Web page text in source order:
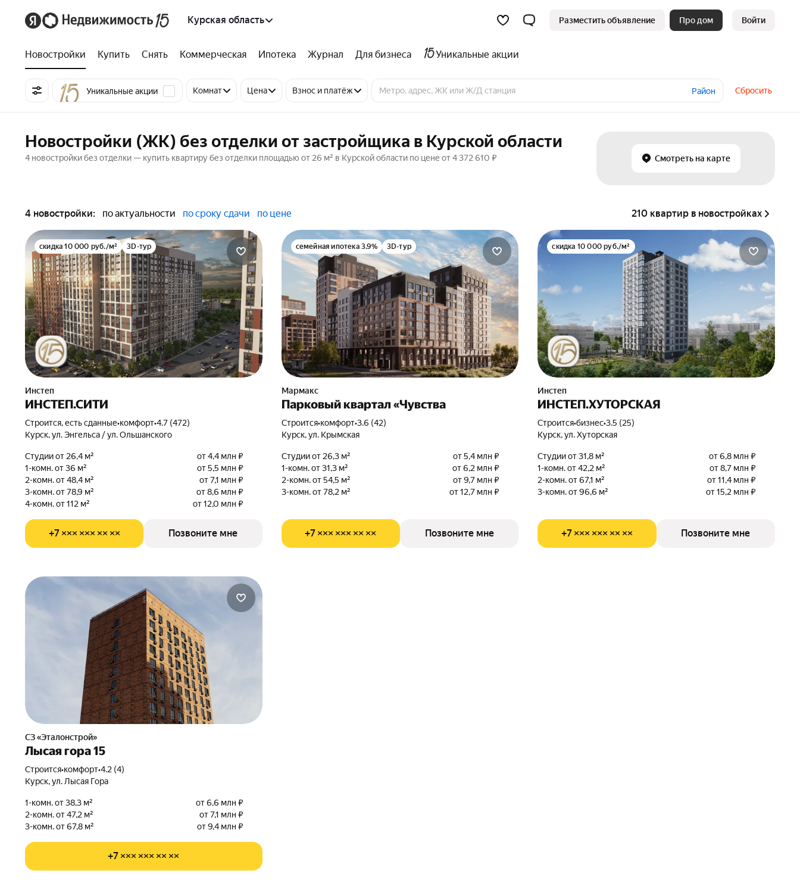
Курская область Разместить объявление Про дом Войти
Новостройки Купить Снять Коммерческая Ипотека Журнал Для бизнеса Уникальные акции
Уникальные акции Комнат Цена Взнос и платёж Район Сбросить
Новостройки (ЖК) без отделки от застройщика в Курской области
4 новостройки без отделки — купить квартиру без отделки площадью от 26 м² в Курской области по цене от 4 372 610 ₽ Смотреть на карте
4 новостройки: по актуальности по сроку сдачи по цене 210 квартир в новостройках
скидка 10 000 руб./м² 3D-тур
Инстеп
ИНСТЕП.СИТИ
Строится, есть сданные•комфорт•4.7 (472)
Курск, ул. Энгельса / ул. Ольшанского
Студии от 26,4 м²
от 4,4 млн ₽
1-комн. от 36 м²
от 5,5 млн ₽
2-комн. от 48,4 м²
от 7,1 млн ₽
3-комн. от 78,9 м²
от 8,6 млн ₽
4-комн. от 112 м²
от 12,0 млн ₽
+7 ××× ××× ×× ×× Позвоните мне
семейная ипотека 3.9% 3D-тур
Мармакс
Парковый квартал «Чувства
Строится•комфорт•3.6 (42)
Курск, ул. Крымская
Студии от 26,3 м²
от 5,4 млн ₽
1-комн. от 31,3 м²
от 6,2 млн ₽
2-комн. от 54,5 м²
от 9,7 млн ₽
3-комн. от 78,2 м²
от 12,7 млн ₽
+7 ××× ××× ×× ×× Позвоните мне
скидка 10 000 руб./м²
Инстеп
ИНСТЕП.ХУТОРСКАЯ
Строится•бизнес•3.5 (25)
Курск, ул. Хуторская
Студии от 31,8 м²
от 6,8 млн ₽
1-комн. от 42,2 м²
от 8,7 млн ₽
2-комн. от 67,1 м²
от 11,4 млн ₽
3-комн. от 96,6 м²
от 15,2 млн ₽
+7 ××× ××× ×× ×× Позвоните мне
СЗ «Эталонстрой»
Лысая гора 15
Строится•комфорт•4.2 (4)
Курск, ул. Лысая Гора
1-комн. от 38,3 м²
от 6,6 млн ₽
2-комн. от 47,2 м²
от 7,1 млн ₽
3-комн. от 67,8 м²
от 9,4 млн ₽
+7 ××× ××× ×× ××